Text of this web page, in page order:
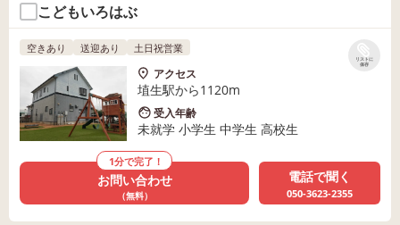
こどもいろはぶ
リストに
保存
空きあり 送迎あり 土日祝営業
アクセス
埴生駅から1120m
受入年齢
未就学 小学生 中学生 高校生
1分で完了！
お問い合わせ
（無料）
電話で聞く
050-3623-2355